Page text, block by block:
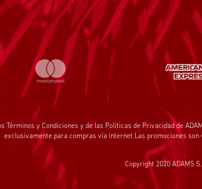
Términos y Condiciones y de las Políticas de Privacidadde
exclusivamente para compras vía internet.Las promociones son
Copyright 2020 ADAMS